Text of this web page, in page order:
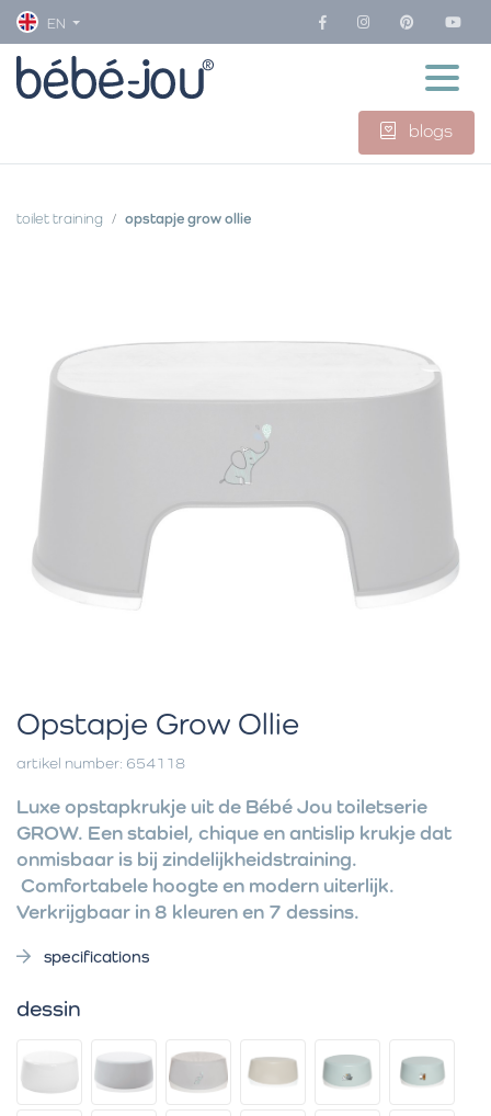
EN
blogs
toilet training opstapje grow ollie
Opstapje Grow Ollie
artikel number: 654118
Luxe opstapkrukje uit de Bébé Jou toiletserie
GROW. Een stabiel, chique en antislip krukje dat
onmisbaar is bij zindelijkheidstraining.
Comfortabele hoogte en modern uiterlijk.
Verkrijgbaar in 8 kleuren en 7 dessins.
specifications
dessin